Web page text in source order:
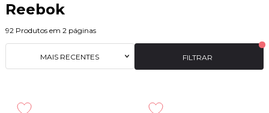
Reebok
92 Produtos em 2 páginas
FILTRAR
MAIS RECENTES